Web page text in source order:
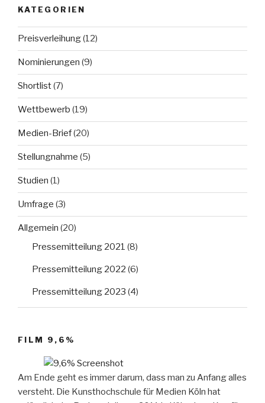
KATEGORIEN
Preisverleihung(12)
Nominierungen (9)
Shortlist(7)
Wettbewerb (19)
Medien-Brief(20)
Stellungnahme (5)
Studien (1)
Umfrage (3)
Allgemein (20)
Pressemitteilung 2021 (8)
Pressemitteilung 2022 (6)
Pressemitteilung 2023 (4)
FILM 9,6%
Am Ende geht es immer darum, dass man zu Anfang alles
versteht. Die Kunsthochschule für Medien Köln hat